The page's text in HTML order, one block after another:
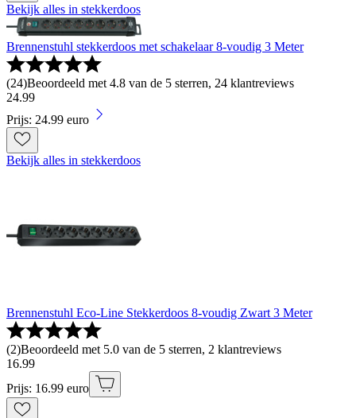
Bekijk alles in stekkerdoos
Brennenstuhl stekkerdoos met schakelaar 8-voudig 3 Meter
(24)Beoordeeld met 4.8 van de 5 sterren, 24 klantreviews
24.99
Prijs: 24.99 euro
Bekijk alles in stekkerdoos
Brennenstuhl Eco-Line Stekkerdoos 8-voudig Zwart 3 Meter
(2)Beoordeeld met 5.0 van de 5 sterren, 2 klantreviews
16.99
Prijs: 16.99 euro